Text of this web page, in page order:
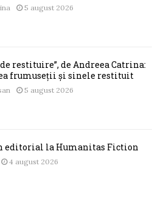
5 august 2026
restituire”, de Andreea Catrina:
frumuseții și sinele restituit
5 august 2026
editorial la Humanitas Fiction
4 august 2026